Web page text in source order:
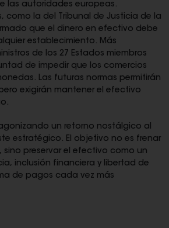
las autoridades europeas.
como la del Tribunal de Justicia de la
que el dinero en efectivo debe
establecimiento. Más
de los 27 Estados miembros
de impedir que los comercios
Las futuras normas permitirán
exigirán mantener el efectivo
un retorno nostálgico al
estratégico. El objetivo no es frenar
preservar el efectivo como un
inclusión financiera y libertad de
de pagos cada vez más